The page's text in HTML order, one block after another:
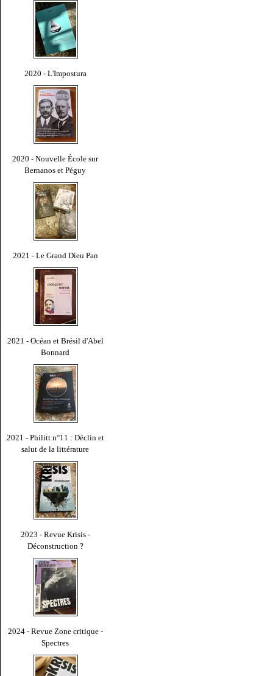
2020 - L'Impostura
2020 - Nouvelle École sur
Bernanos et Péguy
2021 - Le Grand Dieu Pan
2021 - Océan et Brésil d'Abel
Bonnard
2021 - Philitt n°11 : Déclin et
salut de la littérature
2023 - Revue Krisis -
Déconstruction ?
2024 - Revue Zone critique -
Spectres